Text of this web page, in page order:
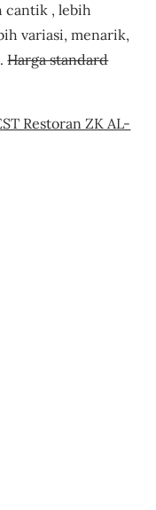
cantik , lebih
variasi, menarik,
Harga standard